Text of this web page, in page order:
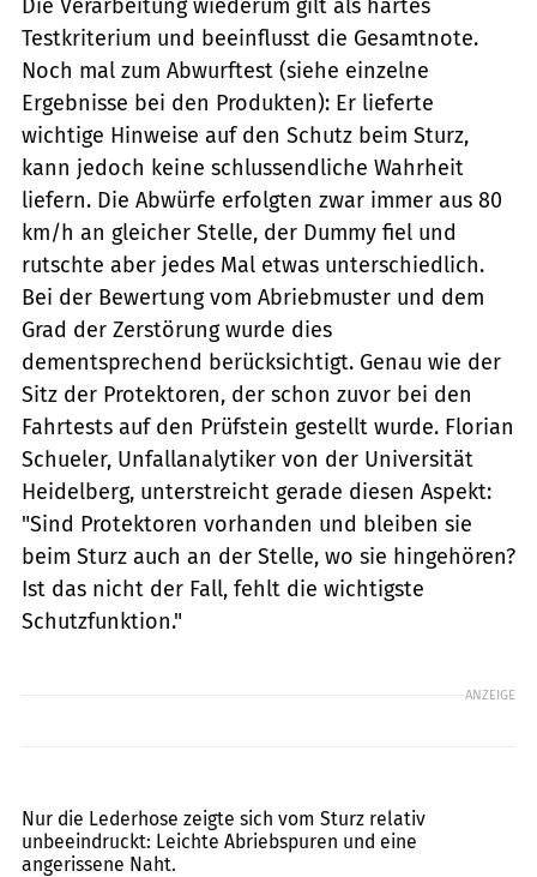
Die Verarbeitung wiederum gilt als hartes
Testkriterium und beeinflusst die Gesamtnote.
Noch mal zum Abwurftest (siehe einzelne
Ergebnisse bei den Produkten): Er lieferte
wichtige Hinweise auf den Schutz beim Sturz,
kann jedoch keine schlussendliche Wahrheit
liefern. Die Abwürfe erfolgten zwar immer aus 80
km/h an gleicher Stelle, der Dummy fiel und
rutschte aber jedes Mal etwas unterschiedlich.
Bei der Bewertung vom Abriebmuster und dem
Grad der Zerstörung wurde dies
dementsprechend berücksichtigt. Genau wie der
Sitz der Protektoren, der schon zuvor bei den
Fahrtests auf den Prüfstein gestellt wurde. Florian
Schueler, Unfallanalytiker von der Universität
Heidelberg, unterstreicht gerade diesen Aspekt:
"Sind Protektoren vorhanden und bleiben sie
beim Sturz auch an der Stelle, wo sie hingehören?
Ist das nicht der Fall, fehlt die wichtigste
Schutzfunktion."
ANZEIGE
Nur die Lederhose zeigte sich vom Sturz relativ
unbeeindruckt: Leichte Abriebspuren und eine
angerissene Naht.